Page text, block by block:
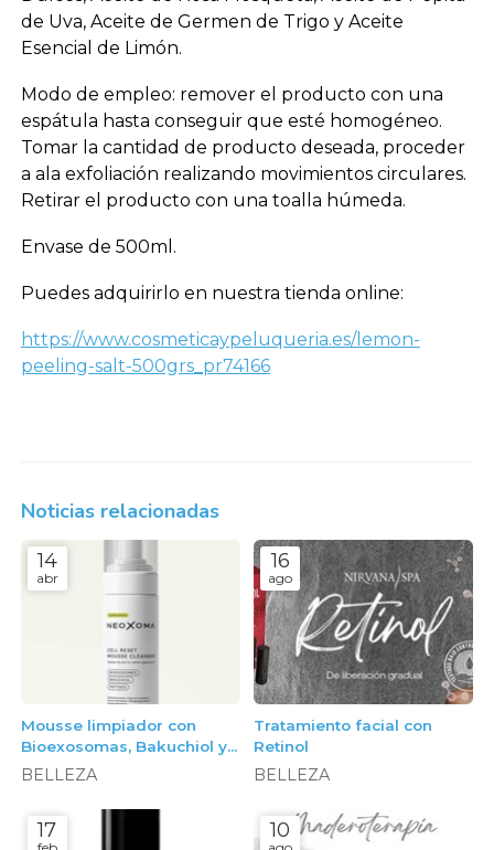
de Uva, Aceite de Germen de Trigo y Aceite
Esencial de Limón.
Modo de empleo: remover el producto con una
espátula hasta conseguir que esté homogéneo.
Tomar la cantidad de producto deseada, proceder
a ala exfoliación realizando movimientos circulares.
Retirar el producto con una toalla húmeda.
Envase de 500ml.
Puedes adquirirlo en nuestra tienda online:
https://www.cosmeticaypeluqueria.es/lemon-
peeling-salt-500grs_pr74166
Noticias relacionadas
14
abr
Mousse limpiador con
Bioexosomas, Bakuchiol y
Péptidos, 150ml. Neoxoma
BELLEZA
16
ago
Tratamiento facial con
Retinol
BELLEZA
17 10